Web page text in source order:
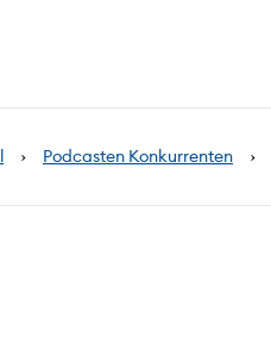
Podcasten Konkurrenten